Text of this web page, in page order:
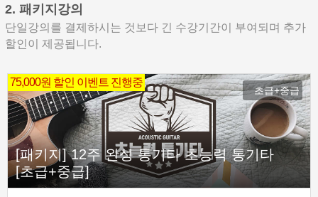
2. 패키지강의
단일강의를 결제하시는 것보다 긴 수강기간이 부여되며 추가
할인이 제공됩니다.
75,000원 할인 이벤트 진행중
초급+중급
[패키지] 12주 완성 통기타 초능력 통기타
[초급+중급]